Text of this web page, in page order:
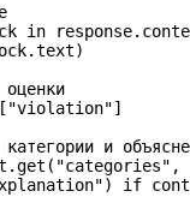
in
оценки
"violation"]
и
"categories" ,
) if